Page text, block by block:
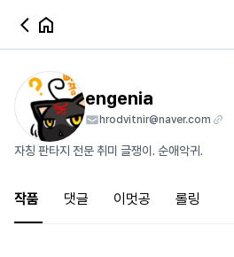
engenia
hrodvitnir@naver.com
자칭 판타지 전문 취미 글쟁이. 순애악귀.
작품 댓글 이멋공 롤링